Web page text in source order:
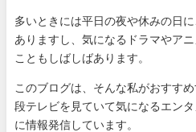
多いときには平日の夜や休みの日
ありますし、気になるドラマやア
こともしばしばあります。
このブログは、そんな私がおすす
段テレビを見ていて気になるエン
に情報発信しています。